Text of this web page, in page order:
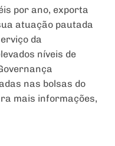
por ano, exporta
atuação pautada
da
níveis de
nas bolsas do
mais informações,